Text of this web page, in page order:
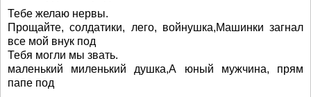
Тебе желаю нервы.
Прощайте, солдатики, лего, войнушка,Машинки загнал
все мой внук под
Тебя могли мы звать.
маленький миленький душка,А юный мужчина, прям
папе под